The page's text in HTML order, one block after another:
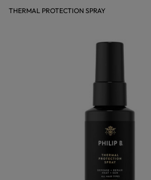
THERMAL PROTECTION SPRAY